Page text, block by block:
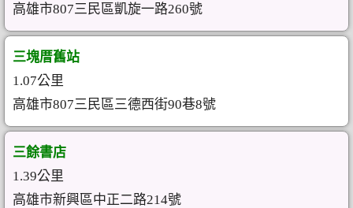
高雄市807三民區凱旋一路260號
三塊厝舊站
1.07公里
高雄市807三民區三德西街90巷8號
三餘書店
1.39公里
高雄市新興區中正二路214號